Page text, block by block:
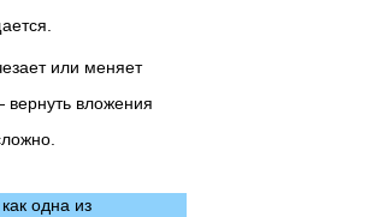
или меняет
вложения
одна из